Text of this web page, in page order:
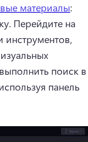
материалы:
Перейдите на
инструментов,
поиск в
панель